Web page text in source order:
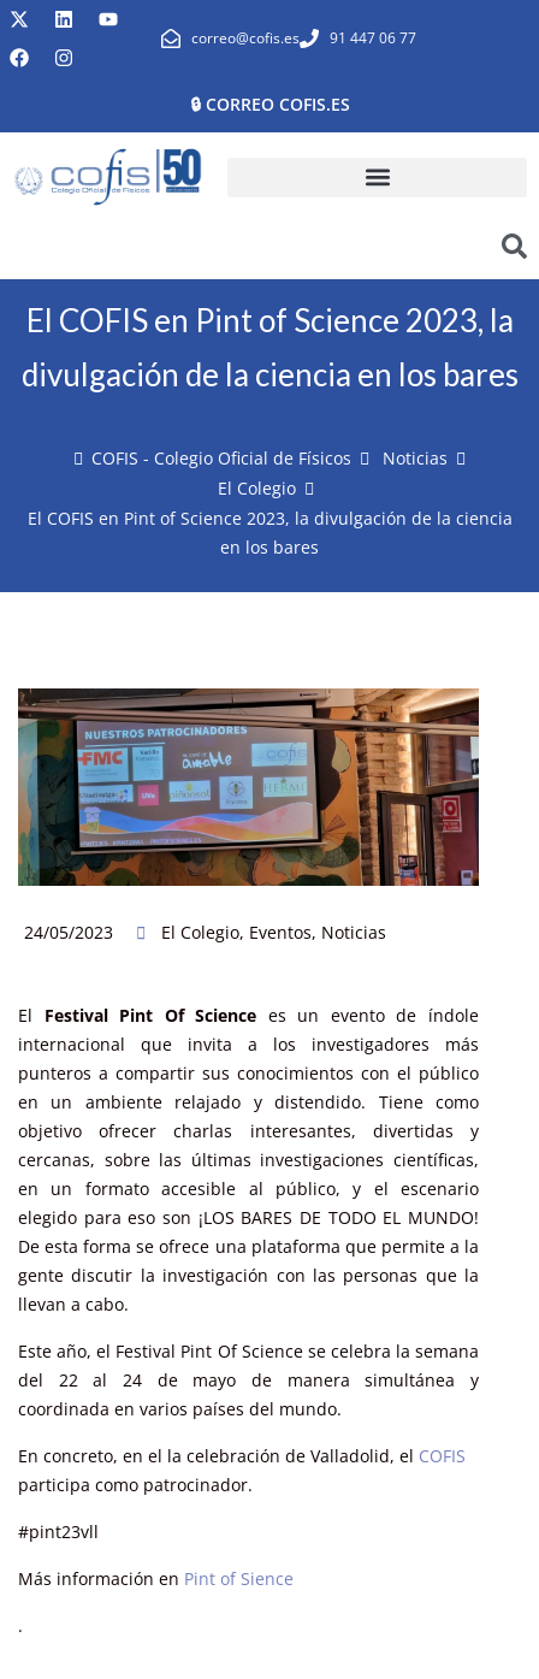
correo@cofis.es 91 447 06 77
🔒 CORREO COFIS.ES
El COFIS en Pint of Science 2023, la
divulgación de la ciencia en los bares
COFIS - Colegio Oficial de Físicos
Noticias
El Colegio
El COFIS en Pint of Science 2023, la divulgación de la ciencia
en los bares
24/05/2023 El Colegio, Eventos, Noticias
El Festival Pint Of Science es un evento de índole
internacional que invita a los investigadores más
punteros a compartir sus conocimientos con el público
en un ambiente relajado y distendido. Tiene como
objetivo ofrecer charlas interesantes, divertidas y
cercanas, sobre las últimas investigaciones científicas,
en un formato accesible al público, y el escenario
elegido para eso son ¡LOS BARES DE TODO EL MUNDO!
De esta forma se ofrece una plataforma que permite a la
gente discutir la investigación con las personas que la
llevan a cabo.
Este año, el Festival Pint Of Science se celebra la semana
del 22 al 24 de mayo de manera simultánea y
coordinada en varios países del mundo.
En concreto, en el la celebración de Valladolid, el COFIS
participa como patrocinador.
#pint23vll
Más información en Pint of Sience
.